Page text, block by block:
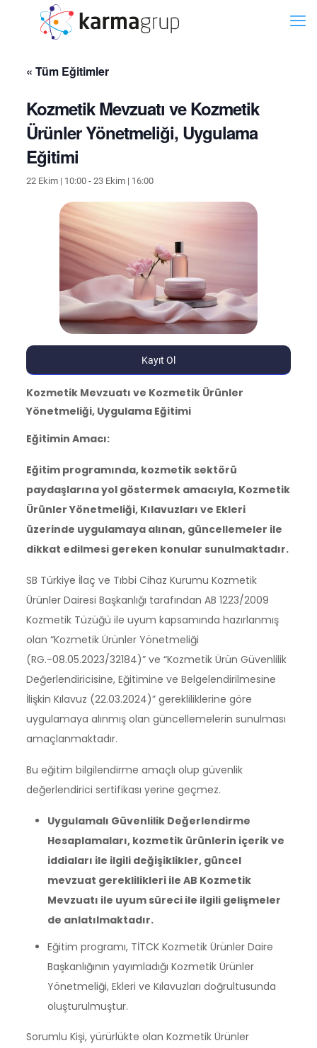
« Tüm Eğitimler
Kozmetik Mevzuatı ve Kozmetik
Ürünler Yönetmeliği, Uygulama
Eğitimi
22 Ekim | 10:00- 23 Ekim | 16:00
Kayıt Ol
Kozmetik Mevzuatı ve Kozmetik Ürünler
Yönetmeliği, Uygulama Eğitimi
Eğitimin Amacı:
Eğitim programında, kozmetik sektörü
paydaşlarına yol göstermek amacıyla, Kozmetik
Ürünler Yönetmeliği, Kılavuzları ve Ekleri
üzerinde uygulamaya alınan, güncellemeler ile
dikkat edilmesi gereken konular sunulmaktadır.
SB Türkiye İlaç ve Tıbbi Cihaz Kurumu Kozmetik
Ürünler Dairesi Başkanlığı tarafından AB 1223/2009
Kozmetik Tüzüğü ile uyum kapsamında hazırlanmış
olan “Kozmetik Ürünler Yönetmeliği
(RG.-08.05.2023/32184)” ve “Kozmetik Ürün Güvenlilik
Değerlendiricisine, Eğitimine ve Belgelendirilmesine
İlişkin Kılavuz (22.03.2024)” gerekliliklerine göre
uygulamaya alınmış olan güncellemelerin sunulması
amaçlanmaktadır.
Bu eğitim bilgilendirme amaçlı olup güvenlik
değerlendirici sertifikası yerine geçmez.
Uygulamalı Güvenlilik Değerlendirme
Hesaplamaları, kozmetik ürünlerin içerik ve
iddiaları ile ilgili değişiklikler, güncel
mevzuat gereklilikleri ile AB Kozmetik
Mevzuatı ile uyum süreci ile ilgili gelişmeler
de anlatılmaktadır.
Eğitim programı, TİTCK Kozmetik Ürünler Daire
Başkanlığının yayımladığı Kozmetik Ürünler
Yönetmeliği, Ekleri ve Kılavuzları doğrultusunda
oluşturulmuştur.
Sorumlu Kişi, yürürlükte olan Kozmetik Ürünler